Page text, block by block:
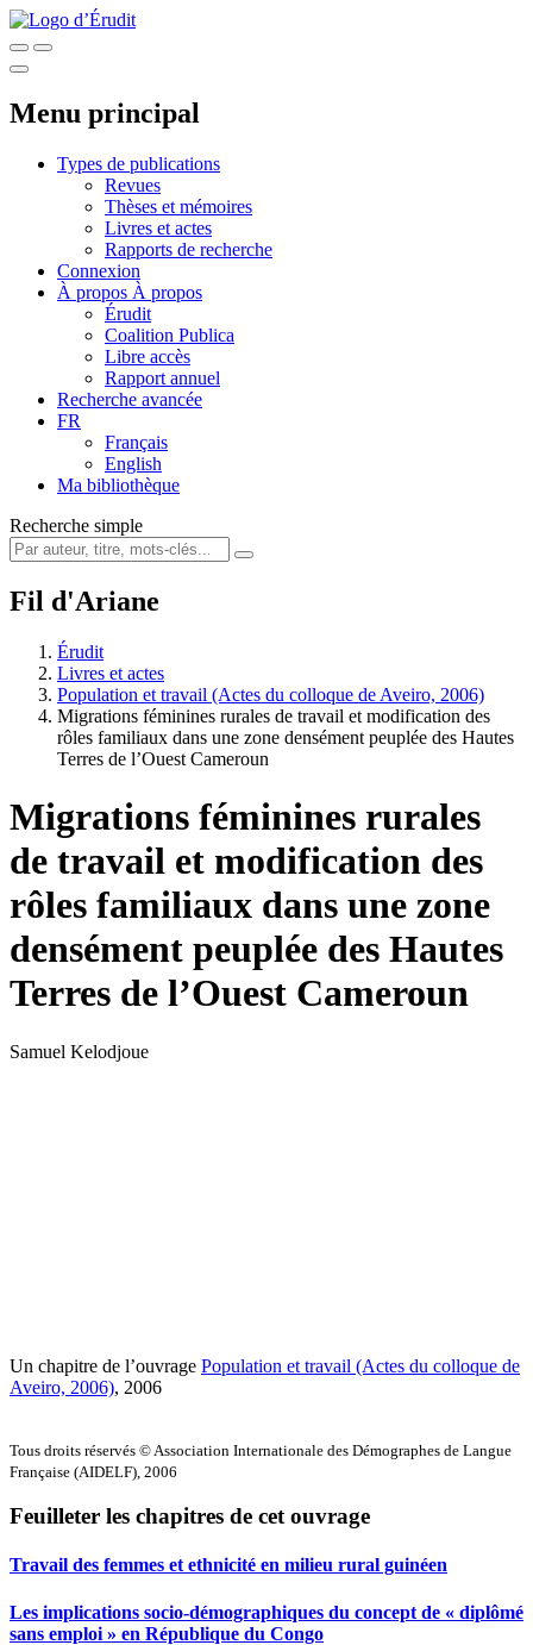
Menu principal
Types de publications
Revues
Thèses et mémoires
Livres et actes
Rapports de recherche
Connexion
À propos À propos
Érudit
Coalition Publica
Libre accès
Rapport annuel
Recherche avancée
FR
Français
English
Ma bibliothèque
Recherche simple
Fil d'Ariane
Érudit
Livres et actes
Population et travail (Actes du colloque de Aveiro, 2006)
Migrations féminines rurales de travail et modification des
rôles familiaux dans une zone densément peuplée des Hautes
Terres de l’Ouest Cameroun
Migrations féminines rurales
de travail et modification des
rôles familiaux dans une zone
densément peuplée des Hautes
Terres de l’Ouest Cameroun
Samuel Kelodjoue
Un chapitre de l’ouvrage Population et travail (Actes du colloque de
Aveiro, 2006), 2006
Tous droits réservés © Association Internationale des Démographes de Langue
Française (AIDELF), 2006
Feuilleter les chapitres de cet ouvrage
Travail des femmes et ethnicité en milieu rural guinéen
Les implications socio-démographiques du concept de « diplômé
sans emploi » en République du Congo